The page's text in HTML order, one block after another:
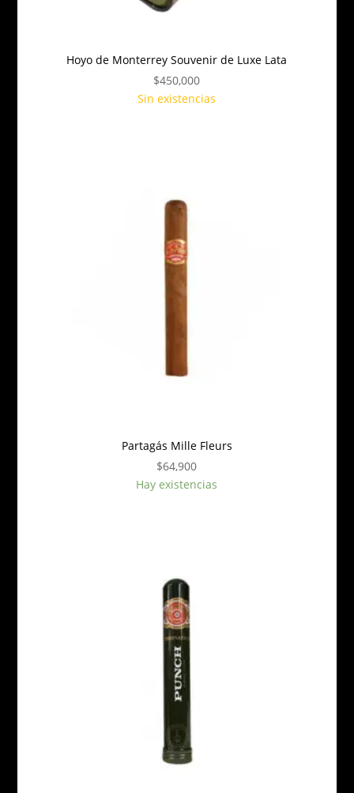
Hoyo de Monterrey Souvenir de Luxe Lata
$450,000
Sin existencias
Partagás Mille Fleurs
$64,900
Hay existencias